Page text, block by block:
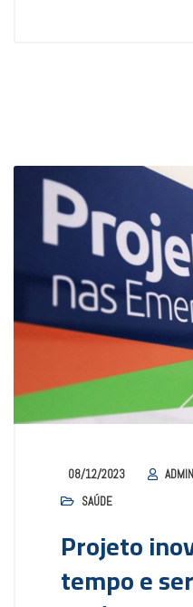
08/12/2023 ADMIN
SAÚDE
Projeto
tempo e